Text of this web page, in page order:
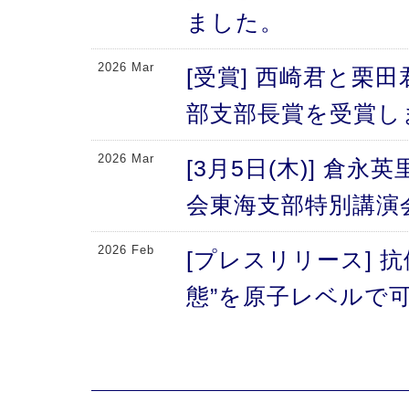
ました。
2026 Mar
[受賞] 西崎君と栗田
部支部長賞を受賞
2026 Mar
[3月5日(木)] 倉永英
会東海支部特別講
2026 Feb
[プレスリリース]
態”を原子レベルで
[プレスリリース]